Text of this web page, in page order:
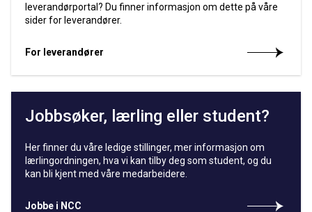
leverandørportal? Du finner informasjon om dette på våre
sider for leverandører.
For leverandører
Jobbsøker, lærling eller student?
Her finner du våre ledige stillinger, mer informasjon om
lærlingordningen, hva vi kan tilby deg som student, og du
kan bli kjent med våre medarbeidere.
Jobbe i NCC